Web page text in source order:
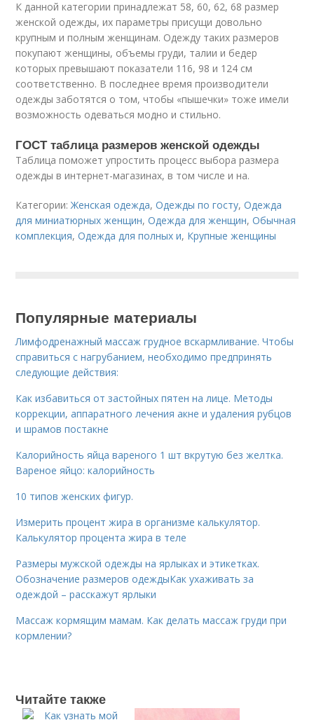
К данной категории принадлежат 58, 60, 62, 68 размер
женской одежды, их параметры присущи довольно
крупным и полным женщинам. Одежду таких размеров
покупают женщины, объемы груди, талии и бедер
которых превышают показатели 116, 98 и 124 см
соответственно. В последнее время производители
одежды заботятся о том, чтобы «пышечки» тоже имели
возможность одеваться модно и стильно.
ГОСТ таблица размеров женской одежды
Таблица поможет упростить процесс выбора размера
одежды в интернет-магазинах, в том числе и на.
Категории:Женская одежда,Одежды по госту,Одежда
для миниатюрных женщин,Одежда для женщин,Обычная
комплекция,Одежда для полных и, Крупные женщины
Популярные материалы
Лимфодренажный массаж грудное вскармливание. Чтобы
справиться с нагрубанием, необходимо предпринять
следующие действия:
Как избавиться от застойных пятен на лице. Методы
коррекции, аппаратного лечения акне и удаления рубцов
и шрамов постакне
Калорийность яйца вареного 1 шт вкрутую без желтка.
Вареное яйцо: калорийность
10 типов женских фигур.
Измерить процент жира в организме калькулятор.
Калькулятор процента жира в теле
Размеры мужской одежды на ярлыках и этикетках.
Обозначение размеров одеждыКак ухаживать за
одеждой – расскажут ярлыки
Массаж кормящим мамам. Как делать массаж груди при
кормлении?
Читайте также